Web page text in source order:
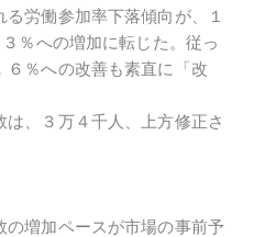
労働参加率下落傾向が、１
％への増加に転じた。従っ
６％への改善も素直に「改
は、３万４千人、上方修正さ
の増加ペースが市場の事前予